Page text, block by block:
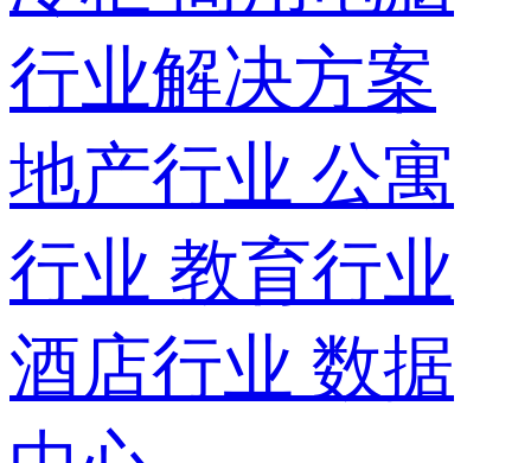
行业解决方案
地产行业 公寓
行业 教育行业
酒店行业 数据